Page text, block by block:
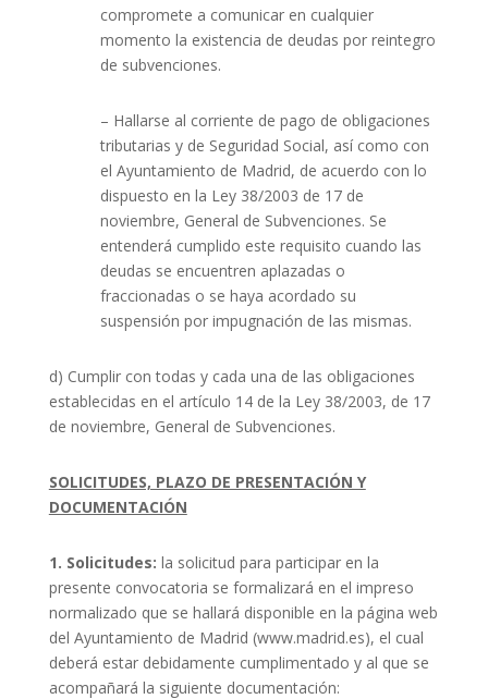
compromete a comunicar en cualquier
momento la existencia de deudas por reintegro
de subvenciones.
– Hallarse al corriente de pago de obligaciones
tributarias y de Seguridad Social, así como con
el Ayuntamiento de Madrid, de acuerdo con lo
dispuesto en la Ley 38/2003 de 17 de
noviembre, General de Subvenciones. Se
entenderá cumplido este requisito cuando las
deudas se encuentren aplazadas o
fraccionadas o se haya acordado su
suspensión por impugnación de las mismas.
d) Cumplir con todas y cada una de las obligaciones
establecidas en el artículo 14 de la Ley 38/2003, de 17
de noviembre, General de Subvenciones.
SOLICITUDES, PLAZO DE PRESENTACIÓN Y
DOCUMENTACIÓN
1. Solicitudes: la solicitud para participar en la
presente convocatoria se formalizará en el impreso
normalizado que se hallará disponible en la página web
del Ayuntamiento de Madrid (www.madrid.es), el cual
deberá estar debidamente cumplimentado y al que se
acompañará la siguiente documentación: